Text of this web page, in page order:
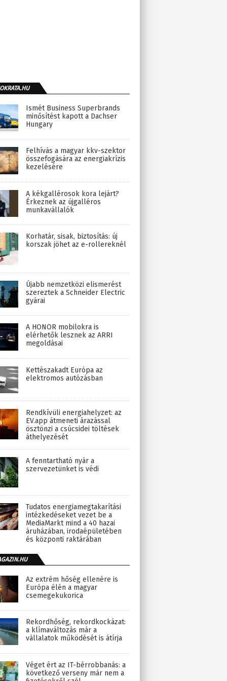
Ismét Business Superbrands
minősítést kapott a Dachser
Hungary
Felhívás a magyar kkv-szektor
összefogására az energiakrízis
kezelésére
A kékgallérosok kora lejárt?
Érkeznek az újgalléros
munkavállalók
Korhatár, sisak, biztosítás: új
korszak jöhet az e-rollereknél
Újabb nemzetközi elismerést
szereztek a Schneider Electric
gyárai
A HONOR mobilokra is
elérhetők lesznek az ARRI
megoldásai
Kettészakadt Európa az
elektromos autózásban
Rendkívüli energiahelyzet: az
EV.app átmeneti árazással
ösztönzi a csúcsidei töltések
áthelyezését
A fenntartható nyár a
szervezetünket is védi
Tudatos energiamegtakarítási
intézkedéseket vezet be a
MediaMarkt mind a 40 hazai
áruházában, irodaépületében
és központi raktárában
Az extrém hőség ellenére is
Európa élén a magyar
csemegekukorica
Rekordhőség, rekordkockázat:
a klímaváltozás már a
vállalatok működését is átírja
Véget ért az IT-bérrobbanás: a
következő verseny már nem a